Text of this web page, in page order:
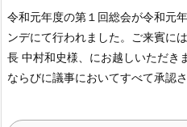
令和元年度の第１回総会が令和元
ンデにて行われました。 ご来賓に
長 中村和史様、にお越しいただき
ならびに議事においてすべて承認